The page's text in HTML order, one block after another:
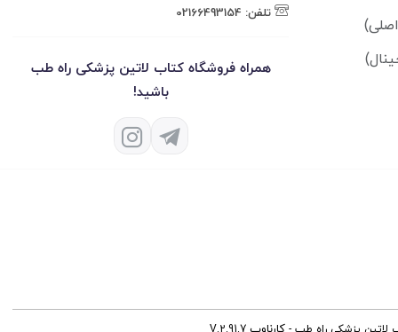
تلفن: 02166493154
همراه فروشگاه کتاب لاتین پزشکی راه طب
باشید!
لاتین پزشکی راه طب - V.2.91.7